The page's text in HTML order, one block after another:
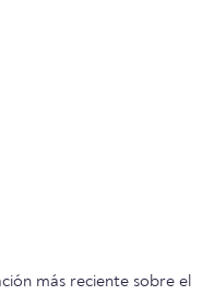
más reciente sobre el